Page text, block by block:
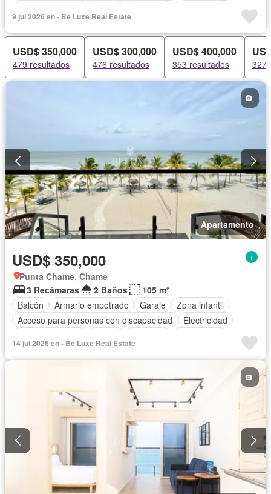
Vista panorámica
Seguridad
9 jul 2026 en - Be Luxe Real Estate
USD$ 350,000
479 resultados
USD$ 300,000
476 resultados
USD$ 400,000
353 resultados 327
Apartamento
USD$ 350,000
Punta Chame, Chame
3 Recámaras
2 Baños
105 m²
Balcón
Armario empotrado Garaje
Zona infantil
Acceso para personas con discapacidad
Electricidad
Seguridad
Piscina Agua
14 jul 2026 en - Be Luxe Real Estate